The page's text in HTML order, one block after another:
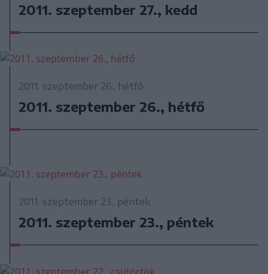
2011. szeptember 27., kedd
2011. szeptember 26., hétfő
2011. szeptember 26., hétfő
2011. szeptember 23., péntek
2011. szeptember 23., péntek